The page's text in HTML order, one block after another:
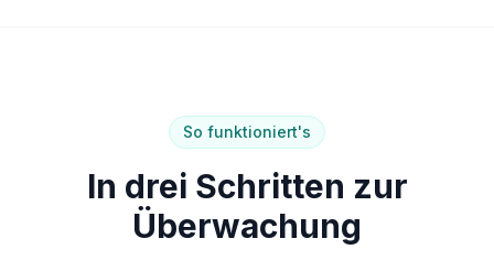
So funktioniert's
In drei Schritten zur
Überwachung